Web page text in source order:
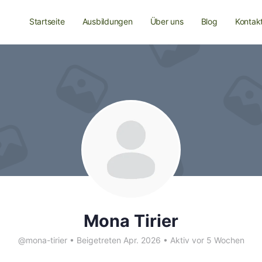
Startseite Ausbildungen Über uns Blog
Mona Tirier
@mona-tirier • Beigetreten Apr. 2026 • Aktiv vor 5 Wochen